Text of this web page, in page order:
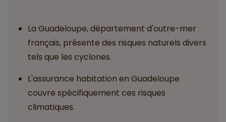
La Guadeloupe, département d'outre-mer
français, présente des risques naturels divers
tels que les cyclones.
L'assurance habitation en Guadeloupe
couvre spécifiquement ces risques
climatiques.